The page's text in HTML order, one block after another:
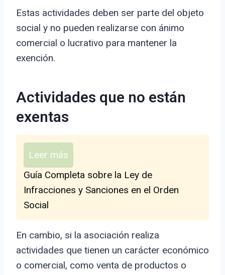
Estas actividades deben ser parte del objeto
social y no pueden realizarse con ánimo
comercial o lucrativo para mantener la
exención.
Actividades que no están
exentas
Leer más
Guía Completa sobre la Ley de
Infracciones y Sanciones en el Orden
Social
En cambio, si la asociación realiza
actividades que tienen un carácter económico
o comercial, como venta de productos o